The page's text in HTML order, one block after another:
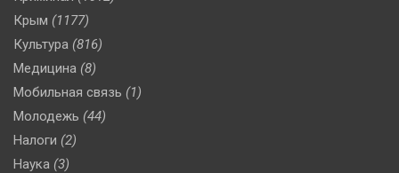
Крым (1177)
Культура (816)
Медицина (8)
Мобильная связь (1)
Молодежь (44)
Налоги (2)
Наука (3)